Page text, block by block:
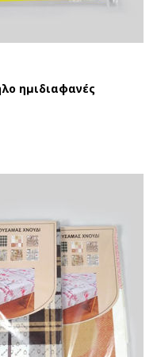
ημιδιαφανές